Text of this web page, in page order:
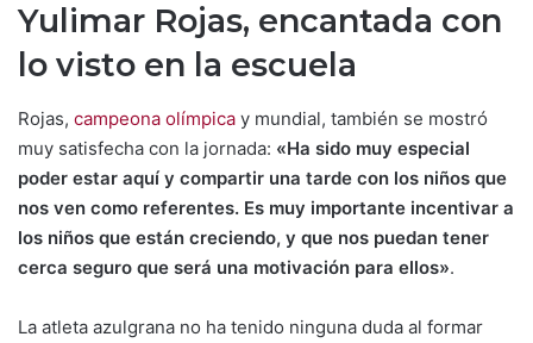
Yulimar Rojas, encantada con
lo visto en la escuela
Rojas, campeona olímpica y mundial, también se mostró
muy satisfecha con la jornada: «Ha sido muy especial
poder estar aquí y compartir una tarde con los niños que
nos ven como referentes. Es muy importante incentivar a
los niños que están creciendo, y que nos puedan tener
cerca seguro que será una motivación para ellos».
La atleta azulgrana no ha tenido ninguna duda al formar